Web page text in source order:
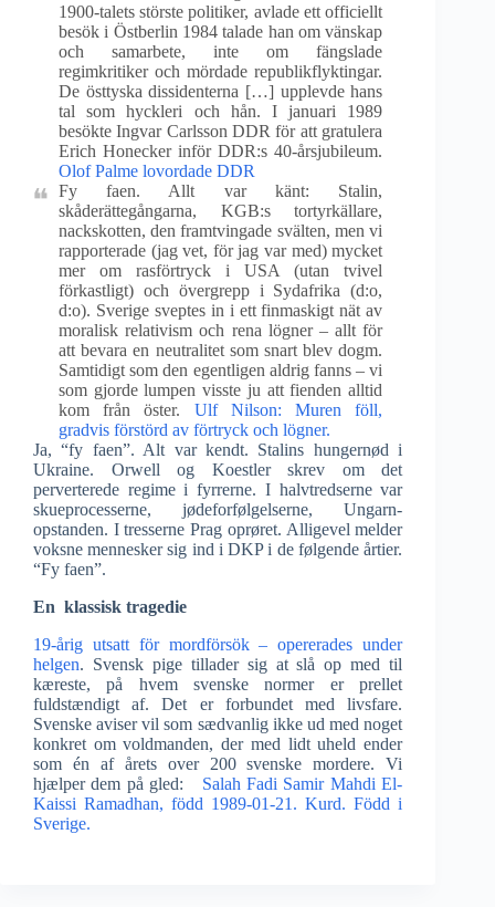
1900-talets störste politiker, avlade ett officiellt
besök i Östberlin 1984 talade han om vänskap
och samarbete, inte om fängslade
regimkritiker och mördade republikflyktingar.
De östtyska dissidenterna […] upplevde hans
tal som hyckleri och hån. I januari 1989
besökte Ingvar Carlsson DDR för att gratulera
Erich Honecker inför DDR:s 40-årsjubileum.
Olof Palme lovordade DDR
Fy faen. Allt var känt: Stalin,
skåderättegångarna, KGB:s tortyrkällare,
nackskotten, den framtvingade svälten, men vi
rapporterade (jag vet, för jag var med) mycket
mer om rasförtryck i USA (utan tvivel
förkastligt) och övergrepp i Sydafrika (d:o,
d:o). Sverige sveptes in i ett finmaskigt nät av
moralisk relativism och rena lögner – allt för
att bevara en neutralitet som snart blev dogm.
Samtidigt som den egentligen aldrig fanns – vi
som gjorde lumpen visste ju att fienden alltid
kom från öster. Ulf Nilson: Muren föll,
gradvis förstörd av förtryck och lögner.
Ja, “fy faen”. Alt var kendt. Stalins hungernød i
Ukraine. Orwell og Koestler skrev om det
perverterede regime i fyrrerne. I halvtredserne var
skueprocesserne, jødeforfølgelserne, Ungarn-
opstanden. I tresserne Prag oprøret. Alligevel melder
voksne mennesker sig ind i DKP i de følgende årtier.
“Fy faen”.
En klassisk tragedie
19-årig utsatt för mordförsök – opererades under
helgen. Svensk pige tillader sig at slå op med til
kæreste, på hvem svenske normer er prellet
fuldstændigt af. Det er forbundet med livsfare.
Svenske aviser vil som sædvanlig ikke ud med noget
konkret om voldmanden, der med lidt uheld ender
som én af årets over 200 svenske mordere. Vi
hjælper dem på gled: Salah Fadi Samir Mahdi El-
Kaissi Ramadhan, född 1989-01-21. Kurd. Född i
Sverige.